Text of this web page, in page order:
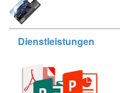
Dienstleistungen